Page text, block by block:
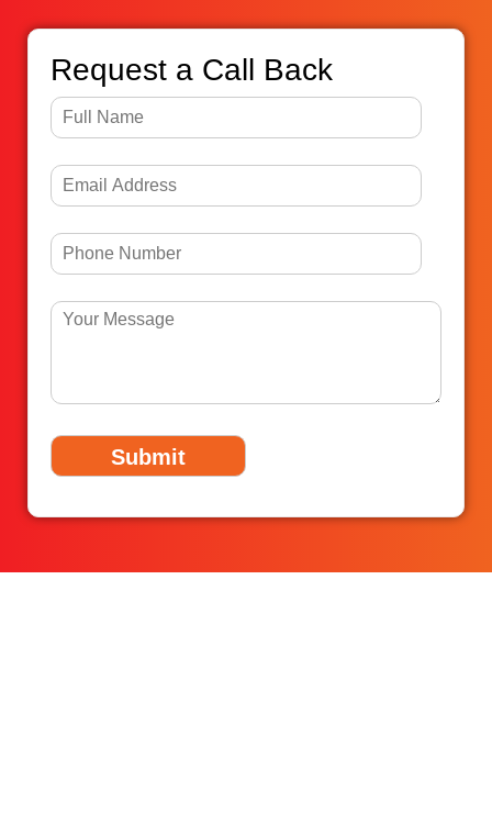
Request a Call Back